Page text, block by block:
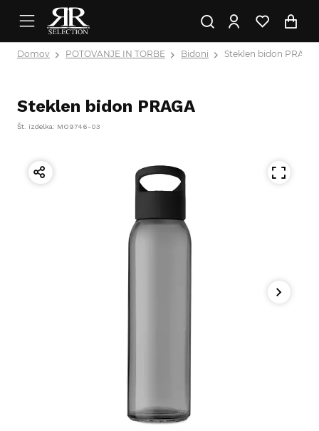
Domov POTOVANJE IN TORBE Bidoni Steklen bidon PRAGA
Steklen bidon PRAGA
Št. izdelka: MO9746-03